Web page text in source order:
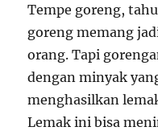
Tempe goreng,
goreng memang
orang. Tapi
dengan minyak
menghasilkan
Lemak ini bisa